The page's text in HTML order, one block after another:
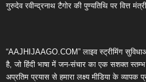
गुरुदेव रवीन्द्रनाथ टैगोर की पुण्यतिथि पर वित्त
“AAJHIJAAGO.COM” लाइव स्ट्रीमिंग
है, जो हिंदी भाषा में जन-संचार का एक सशक्त
अप्रतिम प्रयास से हमारा लक्ष्य मीडिया के